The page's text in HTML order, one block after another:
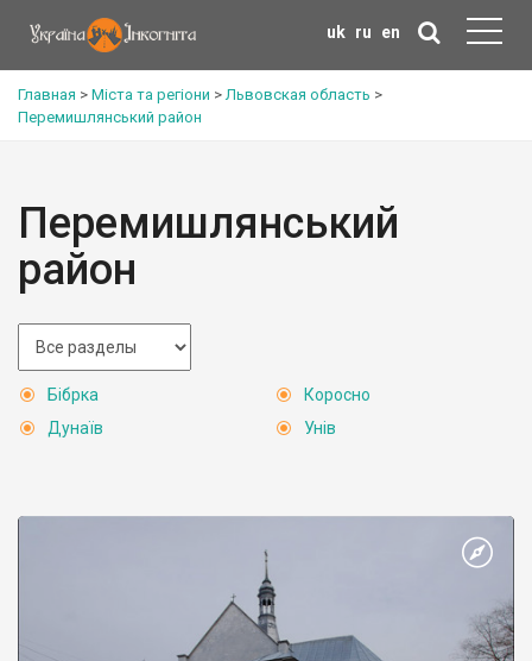
uk ru en
Главная > Міста та регіони >Львовская область >
Перемишлянський район
Перемишлянський
район
Бібрка
Дунаїв
Коросно
Унів